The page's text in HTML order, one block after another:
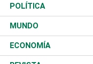
Nacional
Ciudad
Educación
POLÍTICA
Partidos
JCE
MUNDO
Estados Unidos
ECONOMÍA